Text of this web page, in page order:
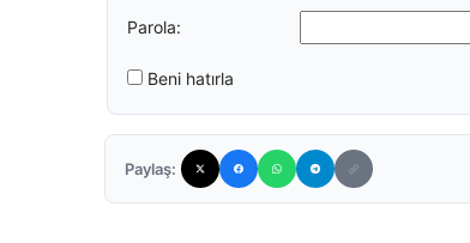
Parola:
Beni hatırla
Paylaş: